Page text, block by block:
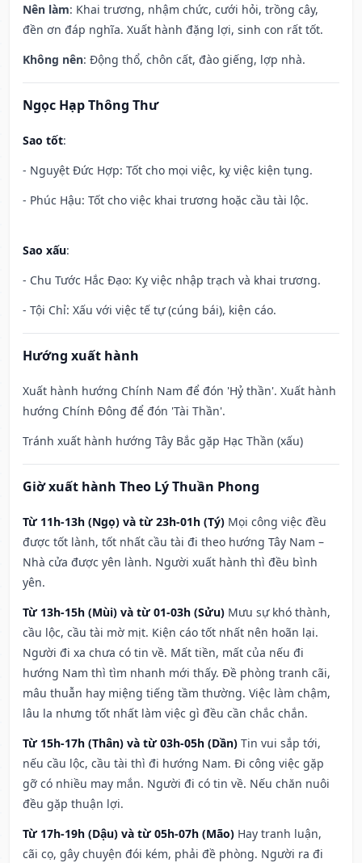
Nên làm: Khai trương, nhậm chức, cưới hỏi, trồng cây,
đền ơn đáp nghĩa. Xuất hành đặng lợi, sinh con rất tốt.
Không nên: Động thổ, chôn cất, đào giếng, lợp nhà.
Ngọc Hạp Thông Thư
Sao tốt:
- Nguyệt Đức Hợp: Tốt cho mọi việc, kỵ việc kiện tụng.
- Phúc Hậu: Tốt cho việc khai trương hoặc cầu tài lộc.
Sao xấu:
- Chu Tước Hắc Đạo: Kỵ việc nhập trạch và khai trương.
- Tội Chỉ: Xấu với việc tế tự (cúng bái), kiện cáo.
Hướng xuất hành
Xuất hành hướng Chính Nam để đón 'Hỷ thần'. Xuất hành
hướng Chính Đông để đón 'Tài Thần'.
Tránh xuất hành hướng Tây Bắc gặp Hạc Thần (xấu)
Giờ xuất hành Theo Lý Thuần Phong
Từ 11h-13h (Ngọ) và từ 23h-01h (Tý) Mọi công việc đều
được tốt lành, tốt nhất cầu tài đi theo hướng Tây Nam –
Nhà cửa được yên lành. Người xuất hành thì đều bình
yên.
Từ 13h-15h (Mùi) và từ 01-03h (Sửu) Mưu sự khó thành,
cầu lộc, cầu tài mờ mịt. Kiện cáo tốt nhất nên hoãn lại.
Người đi xa chưa có tin về. Mất tiền, mất của nếu đi
hướng Nam thì tìm nhanh mới thấy. Đề phòng tranh cãi,
mâu thuẫn hay miệng tiếng tầm thường. Việc làm chậm,
lâu la nhưng tốt nhất làm việc gì đều cần chắc chắn.
Từ 15h-17h (Thân) và từ 03h-05h (Dần) Tin vui sắp tới,
nếu cầu lộc, cầu tài thì đi hướng Nam. Đi công việc gặp
gỡ có nhiều may mắn. Người đi có tin về. Nếu chăn nuôi
đều gặp thuận lợi.
Từ 17h-19h (Dậu) và từ 05h-07h (Mão) Hay tranh luận,
cãi cọ, gây chuyện đói kém, phải đề phòng. Người ra đi